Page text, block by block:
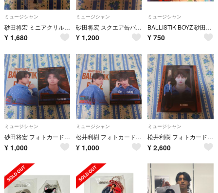
ミュージシャン
砂田将宏 ミニアクリルスタンド BBZ BALLISTIKBOYZ ※ラス値
¥ 1,680
ミュージシャン
砂田将宏 スクエア缶バッジ BBZ BALLISTIKBOYZ ※ラス値
¥ 1,200
ミュージシャン
BALLISTIK BOYZ 砂田将宏 フォトカード
¥ 750
ミュージシャン
砂田将宏 フォトカード セット BALLISTIK BOYZ BOT ※ラス値
¥ 1,000
ミュージシャン
松井利樹 フォトカード セット BALLISTIK BOYZ BOT ※ラス値
¥ 1,000
ミュージシャン
松井利樹 フォトカード シークレット BALLISTIK BOYZ BOT ※ラス値
¥ 2,600